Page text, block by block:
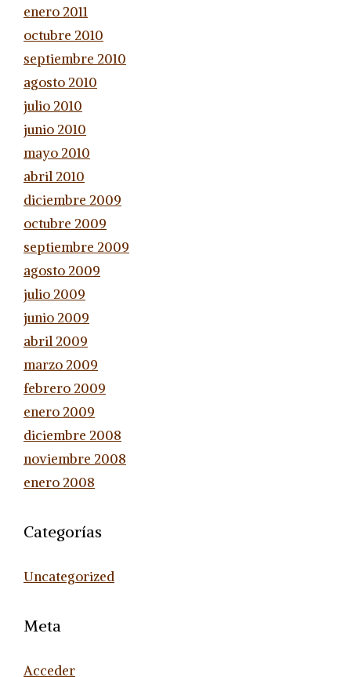
enero 2011
octubre 2010
septiembre 2010
agosto 2010
julio 2010
junio 2010
mayo 2010
abril 2010
diciembre 2009
octubre 2009
septiembre 2009
agosto 2009
julio 2009
junio 2009
abril 2009
marzo 2009
febrero 2009
enero 2009
diciembre 2008
noviembre 2008
enero 2008
Categorías
Uncategorized
Meta
Acceder